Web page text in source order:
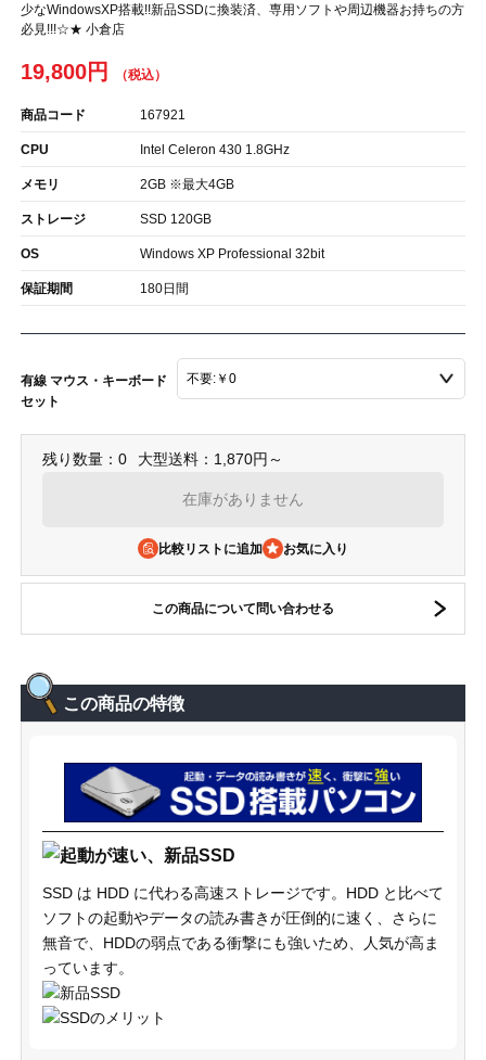
少なWindowsXP搭載!!新品SSDに換装済、専用ソフトや周辺機器お持ちの方
必見!!!☆★ 小倉店
19,800円
商品コード 167921
CPU Intel Celeron 430 1.8GHz
メモリ 2GB ※最大4GB
ストレージ SSD 120GB
OS Windows XP Professional 32bit
保証期間 180日間
有線 マウス・キーボード
セット
残り数量：0 大型送料：1,870円～
在庫がありません
比較リストに追加
この商品について問い合わせる
この商品の特徴
SSD は HDD に代わる高速ストレージです。HDD と比べて
ソフトの起動やデータの読み書きが圧倒的に速く、さらに
無音で、HDDの弱点である衝撃にも強いため、人気が高ま
っています。